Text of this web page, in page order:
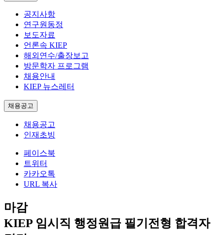
공지사항
연구원동정
보도자료
언론속 KIEP
해외연수/출장보고
방문학자 프로그램
채용안내
KIEP 뉴스레터
채용공고
채용공고
인재초빙
페이스북
트위터
카카오톡
URL 복사
마감
KIEP 임시직 행정원급 필기전형 합격자